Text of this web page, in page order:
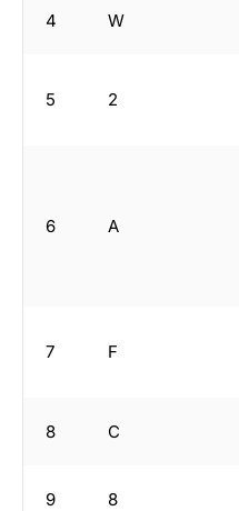
4 W
5 2
6 A
7 F
8 C
9 8